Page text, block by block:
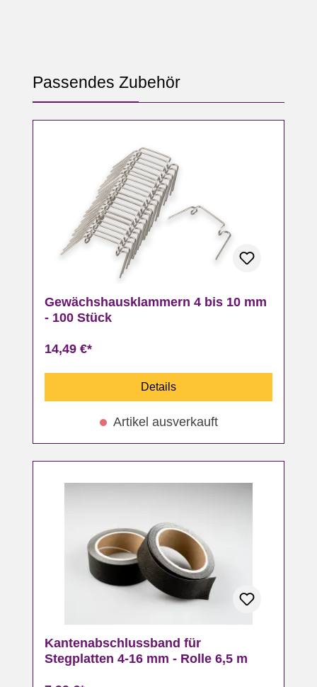
Produktgalerie überspringen
Passendes Zubehör
Gewächshausklammern 4 bis 10 mm
- 100 Stück
14,49 €*
Details
Artikel ausverkauft
Kantenabschlussband für
Stegplatten 4-16 mm - Rolle 6,5 m